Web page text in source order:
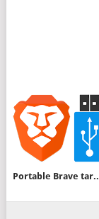
Portable Brave